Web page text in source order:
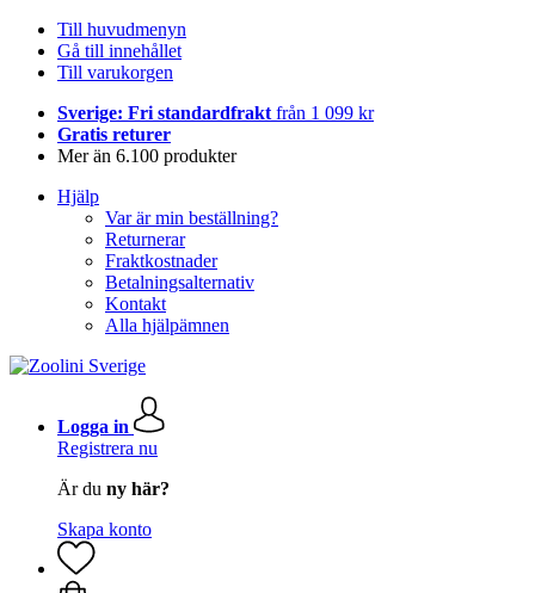
Till huvudmenyn
Gå till innehållet
Till varukorgen
Sverige: Fri standardfrakt från 1 099 kr
Gratis returer
Mer än 6.100 produkter
Hjälp
Var är min beställning?
Returnerar
Fraktkostnader
Betalningsalternativ
Kontakt
Alla hjälpämnen
Logga in
Registrera nu
Är du ny här?
Skapa konto